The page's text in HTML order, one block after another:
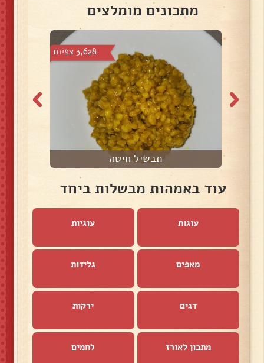
מתכונים מומלצים
3,628 צפיות
תבשיל חיטה
עוד באמהות מבשלות ביחד
עוגות עוגיות
מאפים גלידות
דגים ירקות
מתכון לאורז לחמים